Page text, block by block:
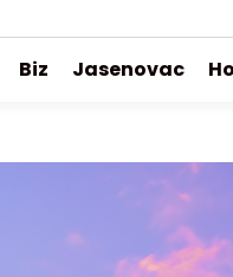
Biz Jasenovac